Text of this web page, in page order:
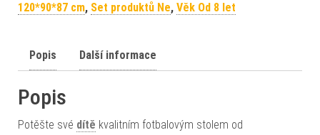
120*90*87 cm, Set produktů Ne, Věk Od 8 let
Popis Další informace
Popis
Potěšte své dítě kvalitním fotbalovým stolem od